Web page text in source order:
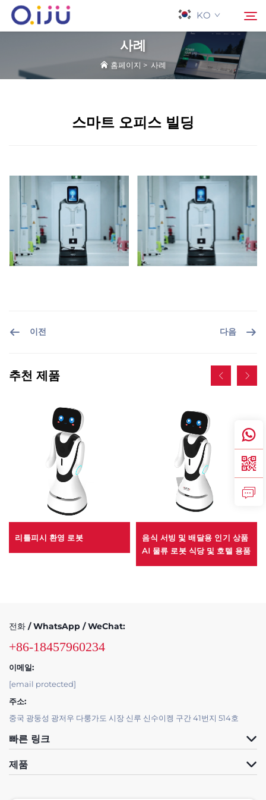
KO
홈페이지
응용 프로그램
사례
뉴스
문의하기
사례
홈페이지 > 사례
스마트 오피스 빌딩
이전 다음
추천 제품
리틀피시 환영 로봇
음식 서빙 및 배달용 인기 상품
AI 물류 로봇 식당 및 호텔 용품
전화 / WhatsApp / WeChat:
+86-18457960234
이메일:
[email protected]
주소:
중국 광둥성 광저우 다룽가도 시장 신루 신수이켕 구간 41번지 514호
빠른 링크
제품